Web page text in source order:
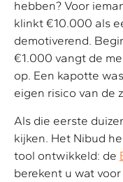
hebben? Voor
klinkt €10.000 als
demotiverend.
€1.000 vangt de
op. Een kapotte
eigen risico van de
Als die eerste
kijken. Het Nibud
tool ontwikkeld: de
berekent u wat